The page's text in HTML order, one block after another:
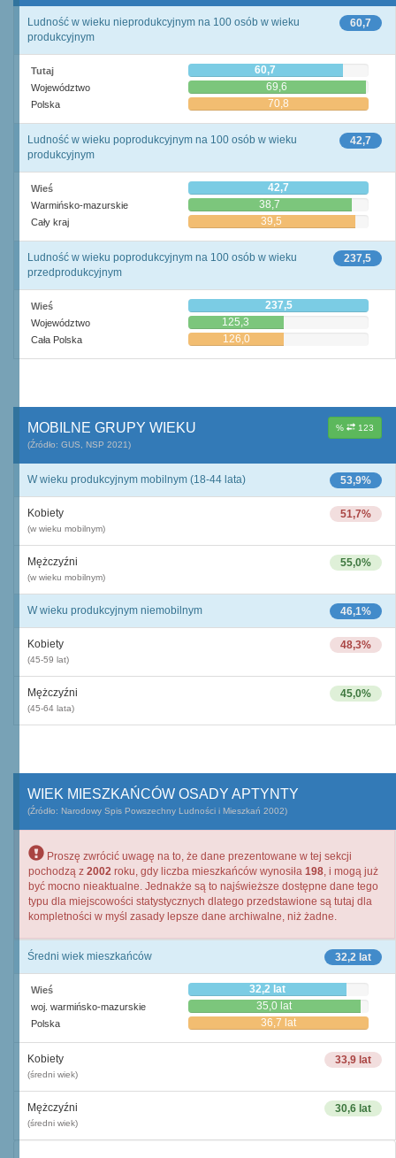
60,7
Ludność w wieku nieprodukcyjnym na 100 osób w wieku
produkcyjnym
Tutaj 60,7
Województwo 69,6
Polska 70,8
42,7
Ludność w wieku poprodukcyjnym na 100 osób w wieku
produkcyjnym
Wieś 42,7
Warmińsko-mazurskie 38,7
Cały kraj 39,5
237,5
Ludność w wieku poprodukcyjnym na 100 osób w wieku
przedprodukcyjnym
Wieś 237,5
Województwo 125,3
Cała Polska 126,0
% 123
MOBILNE GRUPY WIEKU
(Źródło: GUS, NSP 2021)
53,9%
W wieku produkcyjnym mobilnym (18-44 lata)
51,7%
Kobiety
(w wieku mobilnym)
55,0%
Mężczyźni
(w wieku mobilnym)
46,1%
W wieku produkcyjnym niemobilnym
48,3%
Kobiety
(45-59 lat)
45,0%
Mężczyźni
(45-64 lata)
WIEK MIESZKAŃCÓW OSADY APTYNTY
(Źródło: Narodowy Spis Powszechny Ludności i Mieszkań 2002)
Proszę zwrócić uwagę na to, że dane prezentowane w tej sekcji
pochodzą z 2002 roku, gdy liczba mieszkańców wynosiła 198, i mogą już
być mocno nieaktualne. Jednakże są to najświeższe dostępne dane tego
typu dla miejscowości statystycznych dlatego przedstawione są tutaj dla
kompletności w myśl zasady lepsze dane archiwalne, niż żadne.
32,2 lat
Średni wiek mieszkańców
Wieś 32,2 lat
woj. warmińsko-mazurskie 35,0 lat
Polska 36,7 lat
33,9 lat
Kobiety
(średni wiek)
30,6 lat
Mężczyźni
(średni wiek)